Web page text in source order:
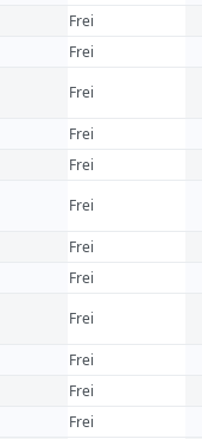
Frei
Frei
Frei
Frei
Frei
Frei
Frei
Frei
Frei
Frei
Frei
Frei